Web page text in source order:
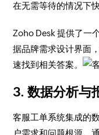
在无需等待的情况下
Zoho Desk 提供了一
据品牌需求设计界面
速找到相关答案。
3. 数据分析与
客服工单系统集成的
户需求和问题根源。